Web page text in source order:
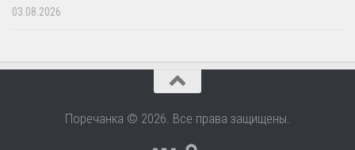
03.08.2026
Поречанка © 2026. Все права защищены.